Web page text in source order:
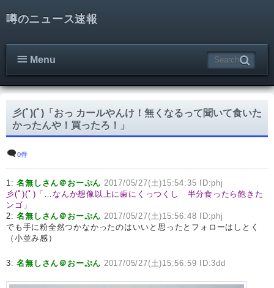
噂のニュース速報
Menu
彡(ﾟ)(ﾟ)「おっ カールやんけ！無くなるって聞いて食いた
かったんや！買ったろ！」
0件
1:名無しさん＠おーぷん 2017/05/27(土)15:54:35 ID:phj
彡(ﾟ)(ﾟ)「…なんか想像以上に歯にくっつくし 半分食ったら飽きた
ンゴ」
2:名無しさん＠おーぷん 2017/05/27(土)15:56:48 ID:phj
でも手に粉全然つかなかったのはいいと思ったとフォローはしとく
（小並み感）
3:名無しさん＠おーぷん 2017/05/27(土)15:56:59 ID:3dd